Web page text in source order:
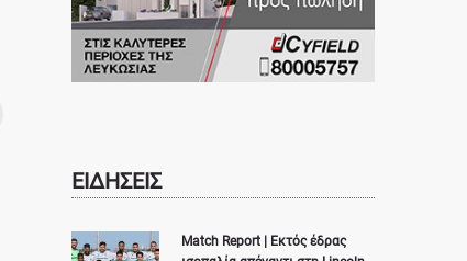
ΕΙΔΗΣΕΙΣ
Match Report | Εκτός έδρας